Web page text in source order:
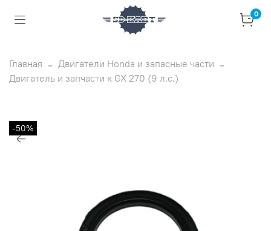
0
Главная
Двигатели Honda и запасные части
Двигатель и запчасти к GX 270 (9 л.с.)
-50%